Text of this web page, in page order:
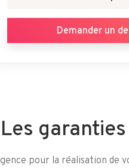
Demander un
Les
pour la réalisation de